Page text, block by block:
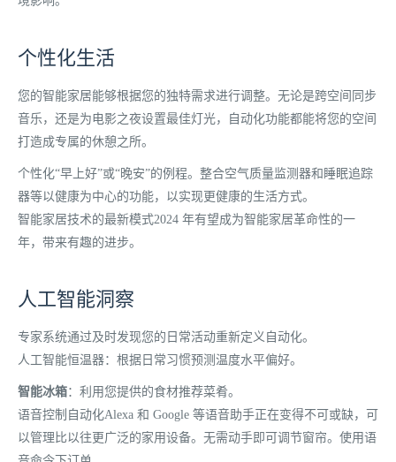
个性化生活
您的智能家居能够根据您的独特需求进行调整。无论是跨空间同步
音乐，还是为电影之夜设置最佳灯光，自动化功能都能将您的空间
打造成专属的休憩之所。
个性化“早上好”或“晚安”的例程。 整合空气质量监测器和睡眠追踪
器等以健康为中心的功能，以实现更健康的生活方式。
智能家居技术的最新模式2024 年有望成为智能家居革命性的一
年，带来有趣的进步。
人工智能洞察
专家系统通过及时发现您的日常活动重新定义自动化。
人工智能恒温器：根据日常习惯预测温度水平偏好。
智能冰箱：利用您提供的食材推荐菜肴。
语音控制自动化Alexa 和 Google 等语音助手正在变得不可或缺，可
以管理比以往更广泛的家用设备。 无需动手即可调节窗帘。 使用语